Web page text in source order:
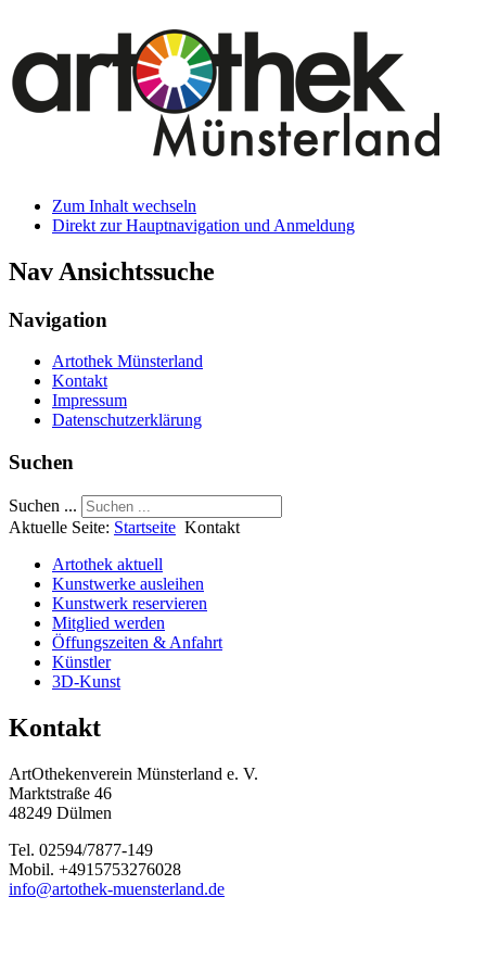
Zum Inhalt wechseln
Direkt zur Hauptnavigation und Anmeldung
Nav Ansichtssuche
Navigation
Artothek Münsterland
Kontakt
Impressum
Datenschutzerklärung
Suchen
Suchen ...
Aktuelle Seite: Startseite Kontakt
Artothek aktuell
Kunstwerke ausleihen
Kunstwerk reservieren
Mitglied werden
Öffungszeiten & Anfahrt
Künstler
3D-Kunst
Kontakt
ArtOthekenverein Münsterland e. V.
Marktstraße 46
48249 Dülmen
Tel. 02594/7877-149
Mobil. +4915753276028
info@artothek-muensterland.de